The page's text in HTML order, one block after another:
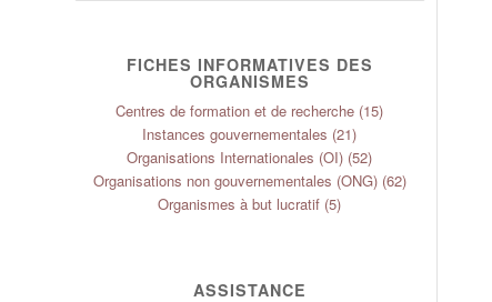
FICHES INFORMATIVES DES
ORGANISMES
Centres de formation et de recherche (15)
Instances gouvernementales (21)
Organisations Internationales (OI) (52)
Organisations non gouvernementales (ONG)(62)
Organismes à but lucratif (5)
ASSISTANCE